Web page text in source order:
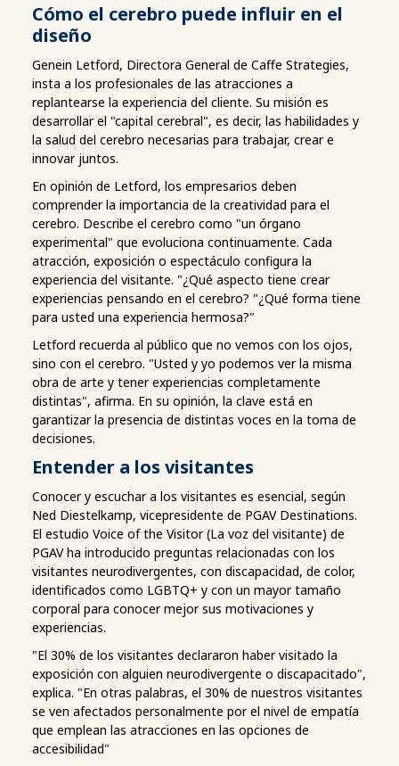
Cómo el cerebro puede influir en el
diseño
Genein Letford, Directora General de Caffe Strategies,
insta a los profesionales de las atracciones a
replantearse la experiencia del cliente. Su misión es
desarrollar el "capital cerebral", es decir, las habilidades y
la salud del cerebro necesarias para trabajar, crear e
innovar juntos.
En opinión de Letford, los empresarios deben
comprender la importancia de la creatividad para el
cerebro. Describe el cerebro como "un órgano
experimental" que evoluciona continuamente. Cada
atracción, exposición o espectáculo configura la
experiencia del visitante. "¿Qué aspecto tiene crear
experiencias pensando en el cerebro? "¿Qué forma tiene
para usted una experiencia hermosa?"
Letford recuerda al público que no vemos con los ojos,
sino con el cerebro. "Usted y yo podemos ver la misma
obra de arte y tener experiencias completamente
distintas", afirma. En su opinión, la clave está en
garantizar la presencia de distintas voces en la toma de
decisiones.
Entender a los visitantes
Conocer y escuchar a los visitantes es esencial, según
Ned Diestelkamp, vicepresidente de PGAV Destinations.
El estudio Voice of the Visitor (La voz del visitante) de
PGAV ha introducido preguntas relacionadas con los
visitantes neurodivergentes, con discapacidad, de color,
identificados como LGBTQ+ y con un mayor tamaño
corporal para conocer mejor sus motivaciones y
experiencias.
"El 30% de los visitantes declararon haber visitado la
exposición con alguien neurodivergente o discapacitado",
explica. "En otras palabras, el 30% de nuestros visitantes
se ven afectados personalmente por el nivel de empatía
que emplean las atracciones en las opciones de
accesibilidad"